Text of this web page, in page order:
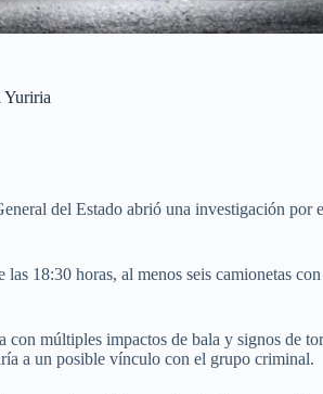
Yuriria
del Estado abrió una investigación
18:30 horas, al menos seis camionetas
múltiples impactos de bala y signos de
a un posible vínculo con el grupo criminal.